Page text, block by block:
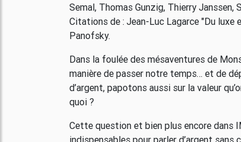
Semal, Thomas Gunzig, Thierry Janssen,
Citations de : Jean-Luc Lagarce "Du
Panofsky.
Dans la foulée des mésaventures de
manière de passer notre temps… et de
d’argent, papotons aussi sur la valeur
quoi ?
Cette question et bien plus encore dans